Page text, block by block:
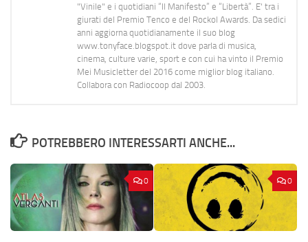
"Vinile" e i quotidiani “Il Manifesto” e “Libertà”. E' tra i
giurati del Premio Tenco e del Rockol Awards. Da sedici
anni aggiorna quotidianamente il suo blog
www.tonyface.blogspot.it dove parla di musica,
cinema, culture varie, sport e con cui ha vinto il Premio
Mei Musicletter del 2016 come miglior blog italiano.
Collabora con Radiocoop dal 2003.
POTREBBERO INTERESSARTI ANCHE...
0 0